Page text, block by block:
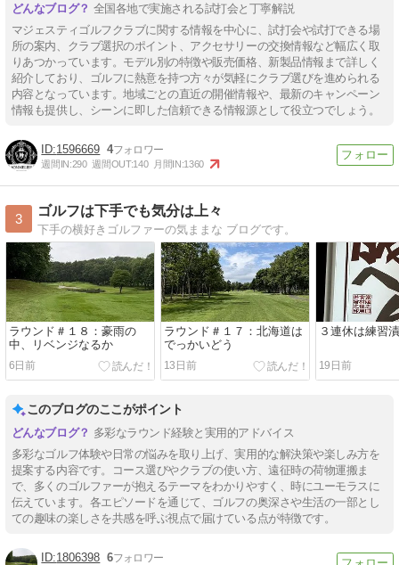
全国各地で実施される試打会と丁寧解説
マジェスティゴルフクラブに関する情報を中心に、試打会や試打できる場
所の案内、クラブ選択のポイント、アクセサリーの交換情報など幅広く取
りあつかっています。モデル別の特徴や販売価格、新製品情報まで詳しく
紹介しており、ゴルフに熱意を持つ方々が気軽にクラブ選びを進められる
内容となっています。地域ごとの直近の開催情報や、最新のキャンペーン
情報も提供し、シーンに即した信頼できる情報源として役立つでしょう。
1596669 4
週間IN:290 週間OUT:140 月間IN:1360
3
ゴルフは下手でも気分は上々
下手の横好きゴルファーの気ままな ブログです。
ラウンド＃１８：豪雨の
中、リベンジなるか
6日前
ラウンド＃１７：北海道は
でっかいどう
13日前
３連休は練習
19日前
このブログのここがポイント
多彩なラウンド経験と実用的アドバイス
多彩なゴルフ体験や日常の悩みを取り上げ、実用的な解決策や楽しみ方を
提案する内容です。コース選びやクラブの使い方、遠征時の荷物運搬ま
で、多くのゴルファーが抱えるテーマをわかりやすく、時にユーモラスに
伝えています。各エピソードを通じて、ゴルフの奥深さや生活の一部とし
ての趣味の楽しさを共感を呼ぶ視点で届けている点が特徴です。
1806398 6